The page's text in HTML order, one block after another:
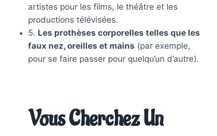
artistes pour les films, le théâtre et les
productions télévisées.
5. Les prothèses corporelles telles que les
faux nez, oreilles et mains (par exemple,
pour se faire passer pour quelqu’un d’autre).
Vous Cherchez Un